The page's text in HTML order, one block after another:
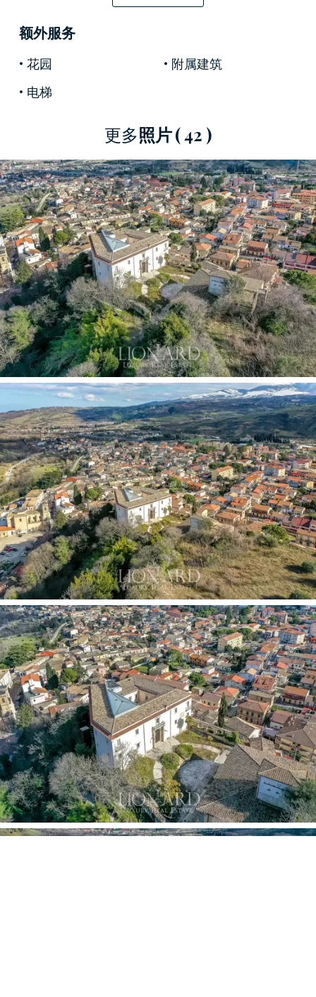
该物业雄伟地矗立在城市上空，周围环绕着一个
维护良好的 7 公顷私人公园，非常适合散步，欣
赏周围令人惊叹的景色。
这座久负盛名的历史建筑的内部总面积为 3,200
平方米，分布在 5 层，由精致的客房组成，可根
据您自己的品味和乐趣进行装饰。
豪华的附楼完善了这处著名的待售房产。
对于体育爱好者来说，我们在几公里外设有一个
美丽的高尔夫球场，非常适合与人一起度过美好
的时光。
这家位于阿布鲁佐市中心的迷人住宅是您在享受
其提供的所有服务的同时忘记时间的完美场所。
额外服务
花园
附属建筑
电梯
更多照片( 42 )